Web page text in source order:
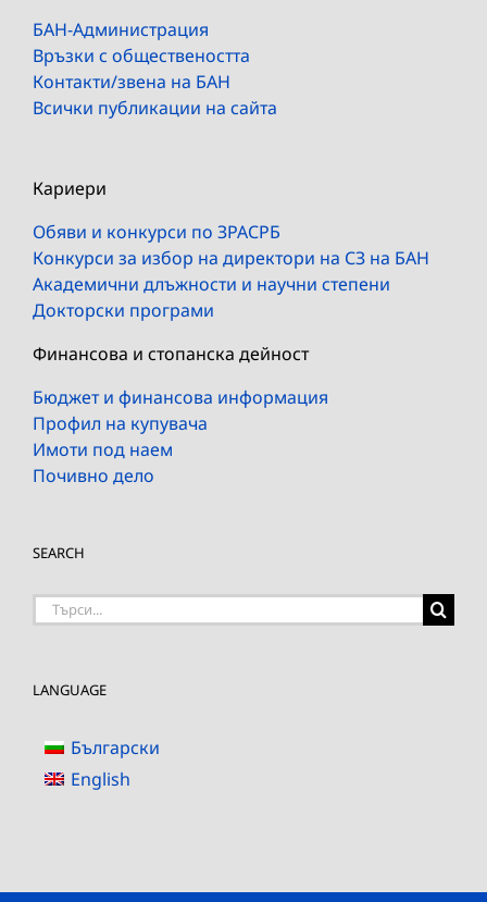
БАН-Администрация
Връзки с обществеността
Контакти/звена на БАН
Всички публикации на сайта
Кариери
Обяви и конкурси по ЗРАСРБ
Конкурси за избор на директори на СЗ на БАН
Академични длъжности и научни степени
Докторски програми
Финансова и стопанска дейност
Бюджет и финансова информация
Профил на купувача
Имоти под наем
Почивно дело
SEARCH
Търсене
LANGUAGE
Български
English